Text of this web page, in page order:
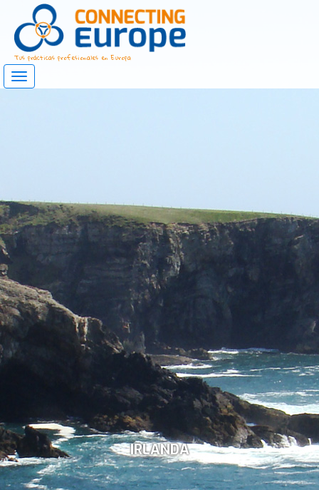
IRLANDA
Tus prácticas profesionales en Europa
Mostrar/ocultar